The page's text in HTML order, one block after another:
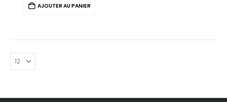
AJOUTER AU PANIER